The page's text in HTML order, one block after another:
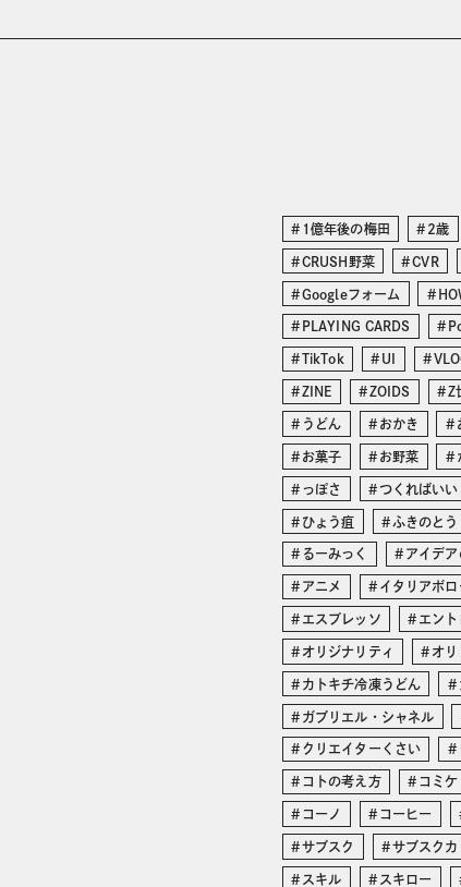
1億年後の梅田 2歳
CRUSH野菜 CVR
Googleフォーム
PLAYING CARDS
TikTok UI
ZINE ZOIDS Z
うどん おかき
お菓子 お野菜
っぽさ つくればいい
ひょう疽 ふきのとう
るーみっく アイデア
アニメ イタリアボ
エスプレッソ エント
オリジナリティ オリ
カトキチ冷凍うどん
ガブリエル・シャネル
クリエイターくさい
コトの考え方 コミケ
コーノ コーヒー
サブスク サブスクカ
スキル スキロー